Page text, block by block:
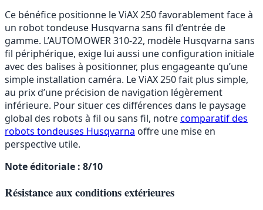
Ce bénéfice positionne le ViAX 250 favorablement face à
un robot tondeuse Husqvarna sans fil d’entrée de
gamme. L’AUTOMOWER 310-22, modèle Husqvarna sans
fil périphérique, exige lui aussi une configuration initiale
avec des balises à positionner, plus engageante qu’une
simple installation caméra. Le ViAX 250 fait plus simple,
au prix d’une précision de navigation légèrement
inférieure. Pour situer ces différences dans le paysage
global des robots à fil ou sans fil, notrecomparatif des
robots tondeuses Husqvarna offre une mise en
perspective utile.
Note éditoriale : 8/10
Résistance aux conditions extérieures